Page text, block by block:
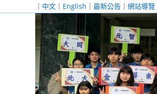
｜ 中文 ｜ English ｜ 最新公告 ｜ 網站導覽